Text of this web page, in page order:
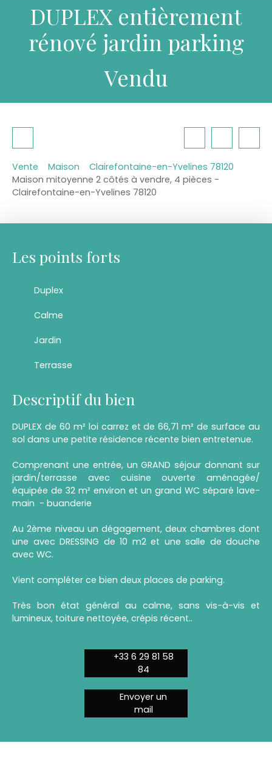
DUPLEX entièrement
rénové jardin parking
Vendu
Vente Maison
Clairefontaine-en-Yvelines 78120
Maison mitoyenne 2 côtés à vendre, 4 pièces -
Clairefontaine-en-Yvelines 78120
Les points forts
Duplex
Calme
Jardin
Terrasse
Descriptif du bien
DUPLEX de 60 m² loi carrez et de 66,71 m² de surface au
sol dans une petite résidence récente bien entretenue.
Comprenant une entrée, un GRAND séjour donnant sur
jardin/terrasse avec cuisine ouverte aménagée/
équipée de 32 m² environ et un grand WC séparé lave-
main - buanderie
Au 2ème niveau un dégagement, deux chambres dont
une avec DRESSING de 10 m2 et une salle de douche
avec WC.
Vient compléter ce bien deux places de parking.
Très bon état général au calme, sans vis-à-vis et
lumineux, toiture nettoyée, crépis récent..
+33 6 29 81 58
84
Envoyer un
mail